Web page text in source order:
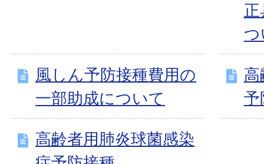
風しん予防接種費用の
一部助成について
予
高齢者用肺炎球菌感染